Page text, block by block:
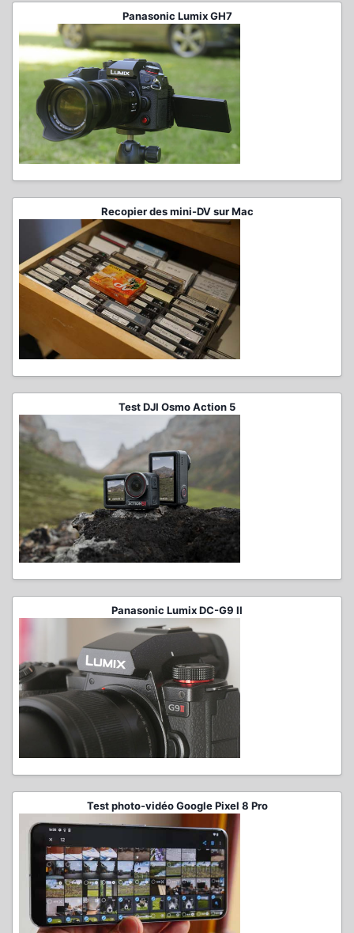
Panasonic Lumix GH7
Recopier des mini-DV sur Mac
Test DJI Osmo Action 5
Panasonic Lumix DC-G9 II
Test photo-vidéo Google Pixel 8 Pro